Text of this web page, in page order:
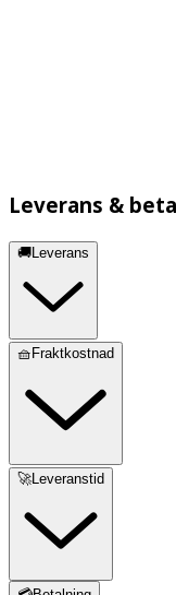
Leverans &
🚚Leverans
🧺Fraktkostnad
🚀Leveranstid